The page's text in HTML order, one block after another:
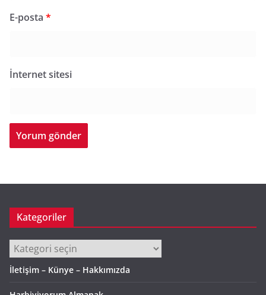
E-posta *
İnternet sitesi
Kategoriler
Kategoriler
İletişim – Künye – Hakkımızda